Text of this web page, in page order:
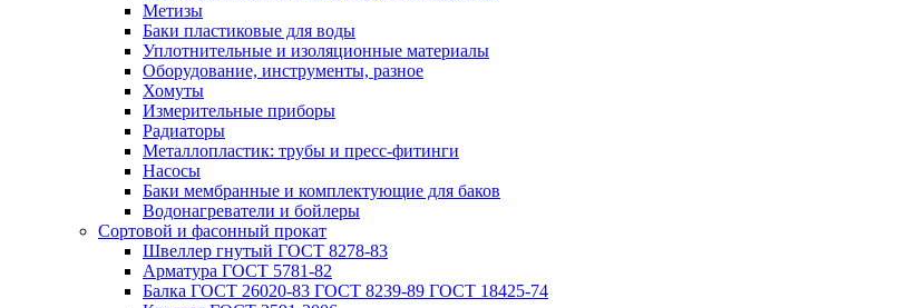
Метизы
Баки пластиковые для воды
Уплотнительные и изоляционные материалы
Оборудование, инструменты, разное
Хомуты
Измерительные приборы
Радиаторы
Металлопластик: трубы и пресс-фитинги
Насосы
Баки мембранные и комплектующие для баков
Водонагреватели и бойлеры
Сортовой и фасонный прокат
Швеллер гнутый ГОСТ 8278-83
Арматура ГОСТ 5781-82
Балка ГОСТ 26020-83 ГОСТ 8239-89 ГОСТ 18425-74